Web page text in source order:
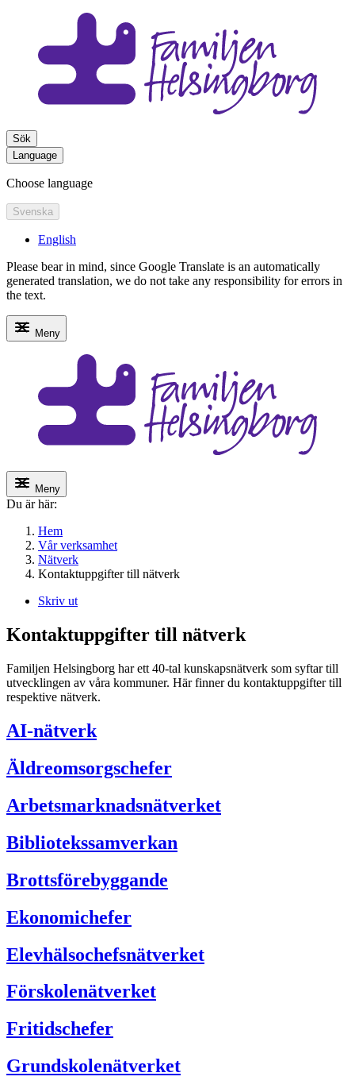
Sök
Language
Choose language
Svenska
English
Please bear in mind, since Google Translate is an automatically
generated translation, we do not take any responsibility for errors in
the text.
Meny
Meny
Du är här:
Hem
Vår verksamhet
Nätverk
Kontaktuppgifter till nätverk
Skriv ut
Kontaktuppgifter till nätverk
Familjen Helsingborg har ett 40-tal kunskapsnätverk som syftar till
utvecklingen av våra kommuner. Här finner du kontaktuppgifter till
respektive nätverk.
AI-nätverk
Äldreomsorgschefer
Arbetsmarknadsnätverket
Bibliotekssamverkan
Brottsförebyggande
Ekonomichefer
Elevhälsochefsnätverket
Förskolenätverket
Fritidschefer
Grundskolenätverket